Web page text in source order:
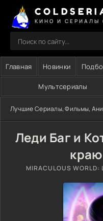
Главная Новинки
Мультсериалы
Лучшие Сериалы, Фильмы,
Леди Баг и
MIRACULOUS WORLD: